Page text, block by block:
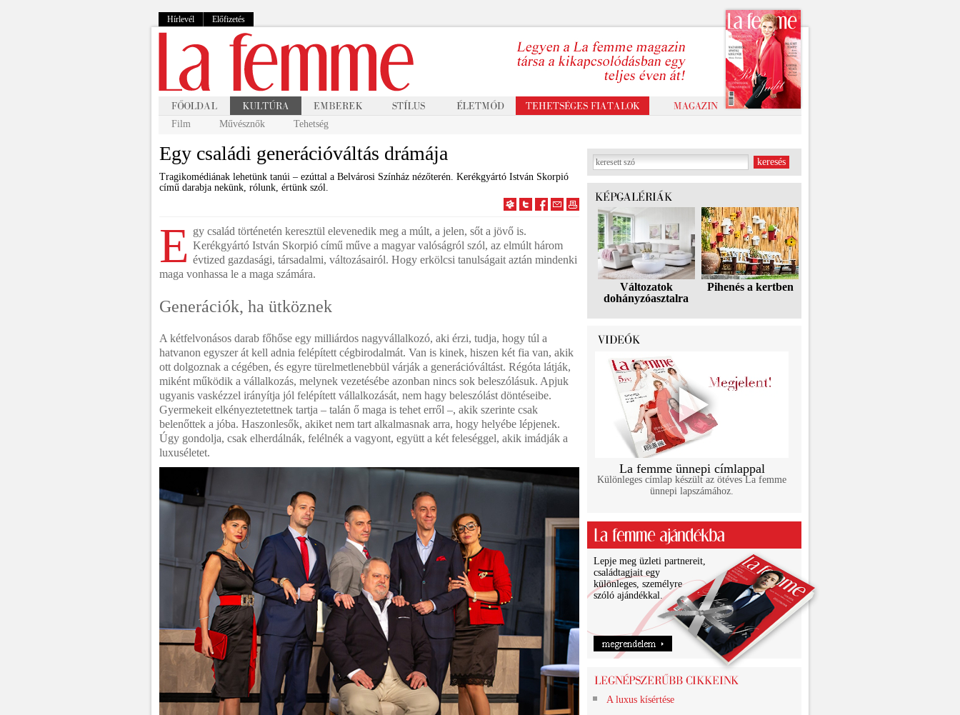
Hírlevél Előfizetés
Film Művésznők Tehetség
Egy családi generációváltás drámája
Tragikomédiának lehetünk tanúi – ezúttal a Belvárosi Színház nézőterén. Kerékgyártó István Skorpió
című darabja nekünk, rólunk, értünk szól.
E gy család történetén keresztül elevenedik meg a múlt, a jelen, sőt a jövő is.
Kerékgyártó István Skorpió című műve a magyar valóságról szól, az elmúlt három
évtized gazdasági, társadalmi, változásairól. Hogy erkölcsi tanulságait aztán mindenki
maga vonhassa le a maga számára.
Generációk, ha ütköznek
A kétfelvonásos darab főhőse egy milliárdos nagyvállalkozó, aki érzi, tudja, hogy túl a
hatvanon egyszer át kell adnia felépített cégbirodalmát. Van is kinek, hiszen két fia van, akik
ott dolgoznak a cégében, és egyre türelmetlenebbül várják a generációváltást. Régóta látják,
miként működik a vállalkozás, melynek vezetésébe azonban nincs sok beleszólásuk. Apjuk
ugyanis vaskézzel irányítja jól felépített vállalkozását, nem hagy beleszólást döntéseibe.
Gyermekeit elkényeztetettnek tartja – talán ő maga is tehet erről –, akik szerinte csak
belenőttek a jóba. Haszonlesők, akiket nem tart alkalmasnak arra, hogy helyébe lépjenek.
Úgy gondolja, csak elherdálnák, felélnék a vagyont, együtt a két feleséggel, akik imádják a
luxuséletet.
Változatok
dohányzóasztalra
Pihenés a kertben
La femme ünnepi címlappal
Különleges címlap készült az ötéves La femme
ünnepi lapszámához.
Lepje meg üzleti partnereit,
családtagjait egy
különleges, személyre
szóló ajándékkal.
A luxus kísértése